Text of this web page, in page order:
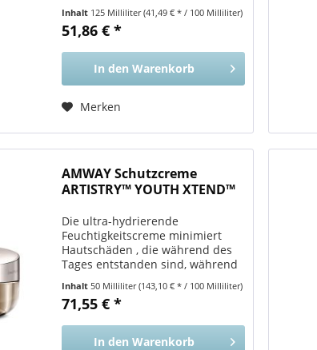
die Haut , entfernt Schmutz,
Make-up und Unreinheiten. Ihre
Haut profitiert auch von...
Inhalt 125 Milliliter(41,49 € * / 100 Milliliter)
51,86 € *
In den Warenkorb
Merken
AMWAY Schutzcreme
ARTISTRY™ YOUTH XTEND™
Die ultra-hydrierende
Feuchtigkeitscreme minimiert
Hautschäden , die während des
Tages entstanden sind, während
Vorteile für Sie Schützt Ihre Haut
vor schädlichen UV-Strahlen (LSF
Inhalt 50 Milliliter(143,10 € * / 100 Milliliter)
71,55 € *
In den Warenkorb